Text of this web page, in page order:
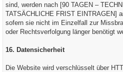
sind, werden nach [90 TAGEN –
TATSÄCHLICHE FRIST EINTRAGEN]
sofern sie nicht im Einzelfall zur
oder Rechtsverfolgung länger benötigt
16. Datensicherheit
Die Website wird verschlüsselt über